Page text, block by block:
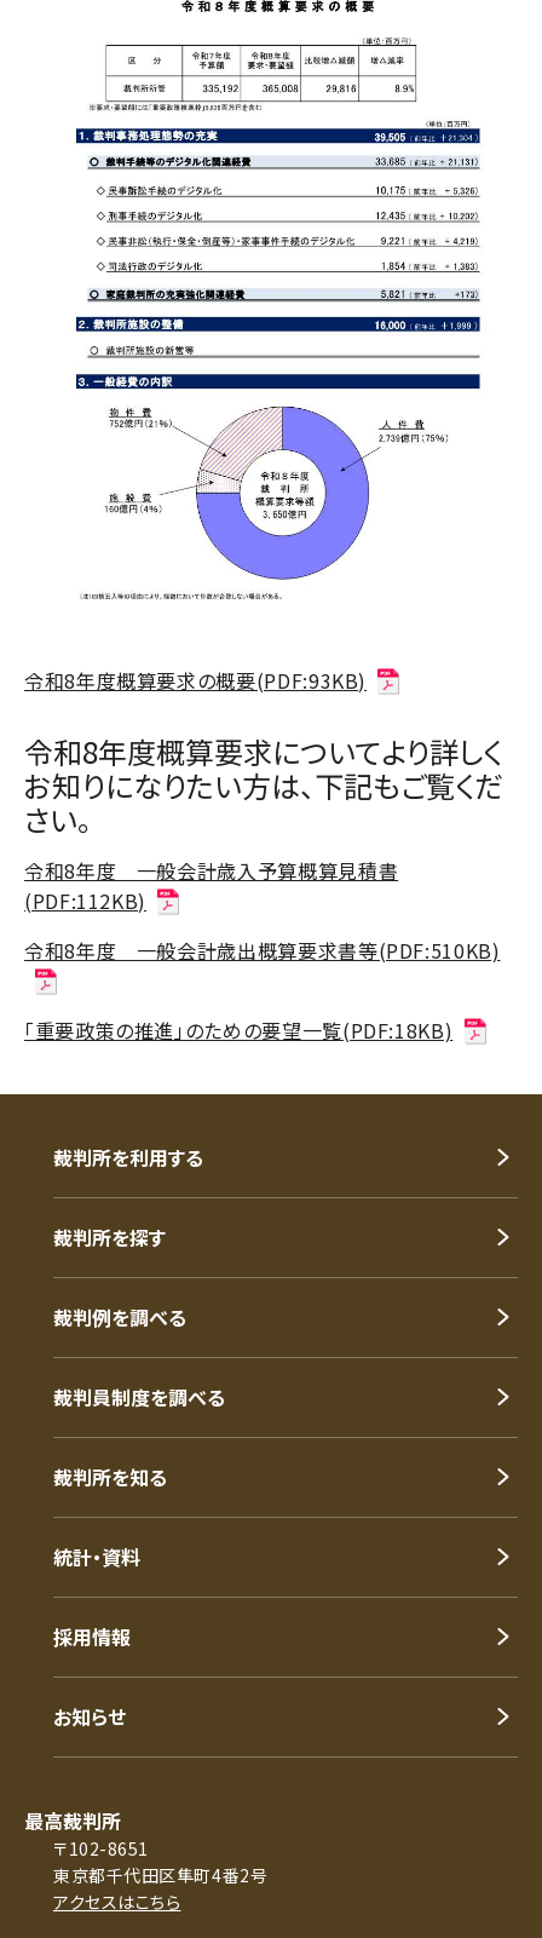
令和8年度概算要求の概要(PDF:93KB)
令和8年度概算要求についてより詳しく
お知りになりたい方は、下記もご覧くだ
さい。
令和8年度 一般会計歳入予算概算見積書
(PDF:112KB)
令和8年度 一般会計歳出概算要求書等(PDF:510KB)
「重要政策の推進」のための要望一覧(PDF:18KB)
裁判所を利用する
裁判所を探す
裁判例を調べる
裁判員制度を調べる
裁判所を知る
統計・資料
採用情報
お知らせ
最高裁判所
〒102-8651
東京都千代田区隼町4番2号
アクセスはこちら